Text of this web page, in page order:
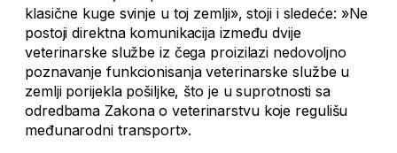
klasične kuge svinje u toj zemlji», stoji i sledeće: »Ne
postoji direktna komunikacija između dvije
veterinarske službe iz čega proizilazi nedovoljno
poznavanje funkcionisanja veterinarske službe u
zemlji porijekla pošiljke, što je u suprotnosti sa
odredbama Zakona o veterinarstvu koje regulišu
međunarodni transport».